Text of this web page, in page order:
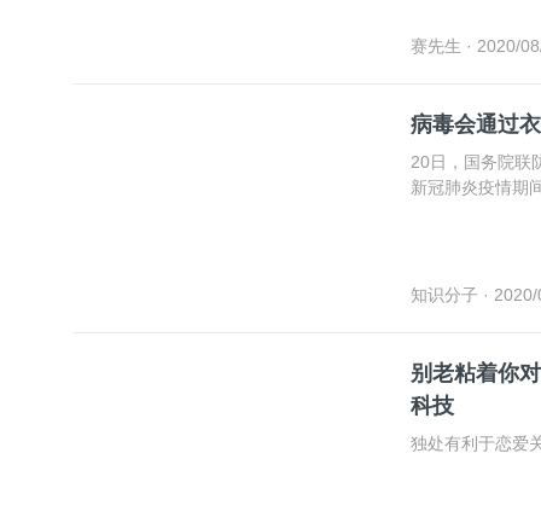
赛先生 · 2020/
病毒会通过
20日，国务院联
新冠肺炎疫情期
知识分子 ·
别老粘着你
科技
独处有利于恋爱